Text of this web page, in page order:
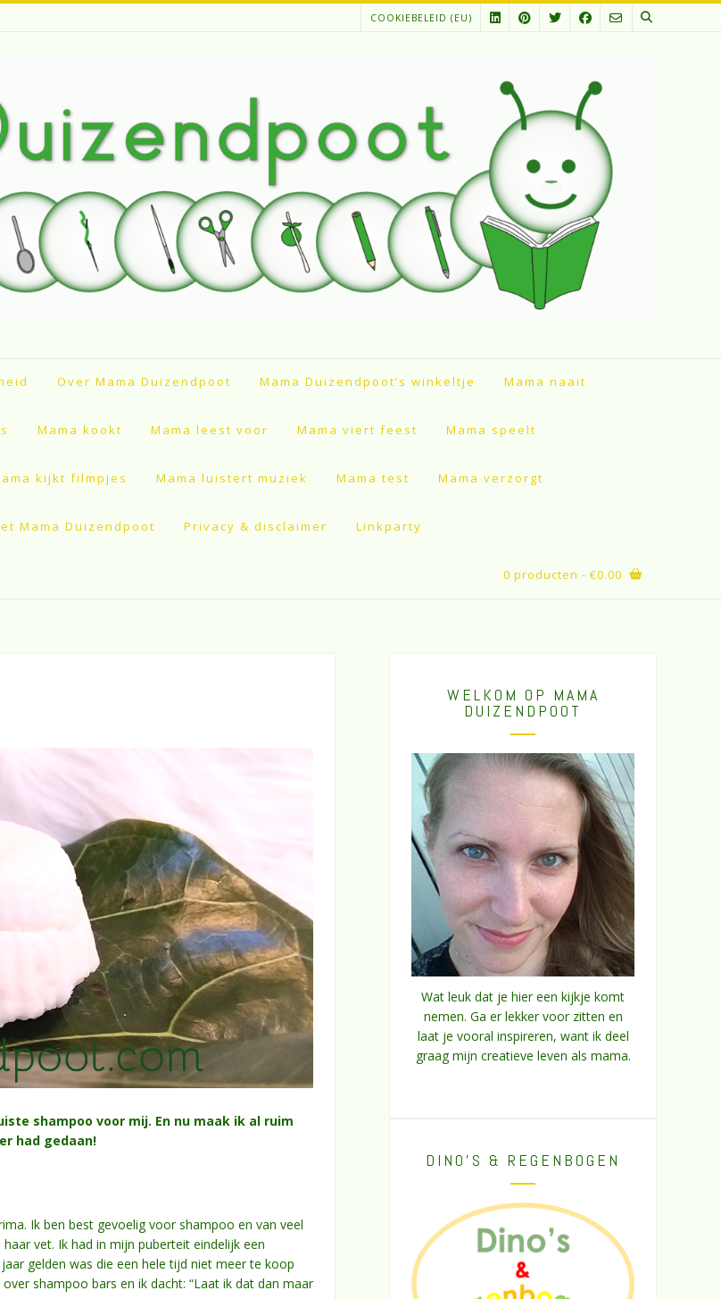
COOKIEBELEID (EU)
Over Mama Duizendpoot Mama Duizendpoot’s winkeltje Mama naait
Mama kookt Mama leest voor Mama viert feest Mama speelt
kijkt filmpjes Mama luistert muziek Mama test Mama verzorgt
Mama Duizendpoot Privacy & disclaimer Linkparty
0 producten - €0.00
shampoo voor mij. En nu maak ik al ruim
had gedaan!
Ik ben best gevoelig voor shampoo en van veel
vet. Ik had in mijn puberteit eindelijk een
gelden was die een hele tijd niet meer te koop
shampoo bars en ik dacht: “Laat ik dat dan maar
WELKOM OP MAMA
DUIZENDPOOT
Wat leuk dat je hier een kijkje komt
nemen. Ga er lekker voor zitten en
laat je vooral inspireren, want ik deel
graag mijn creatieve leven als mama.
DINO’S & REGENBOGEN